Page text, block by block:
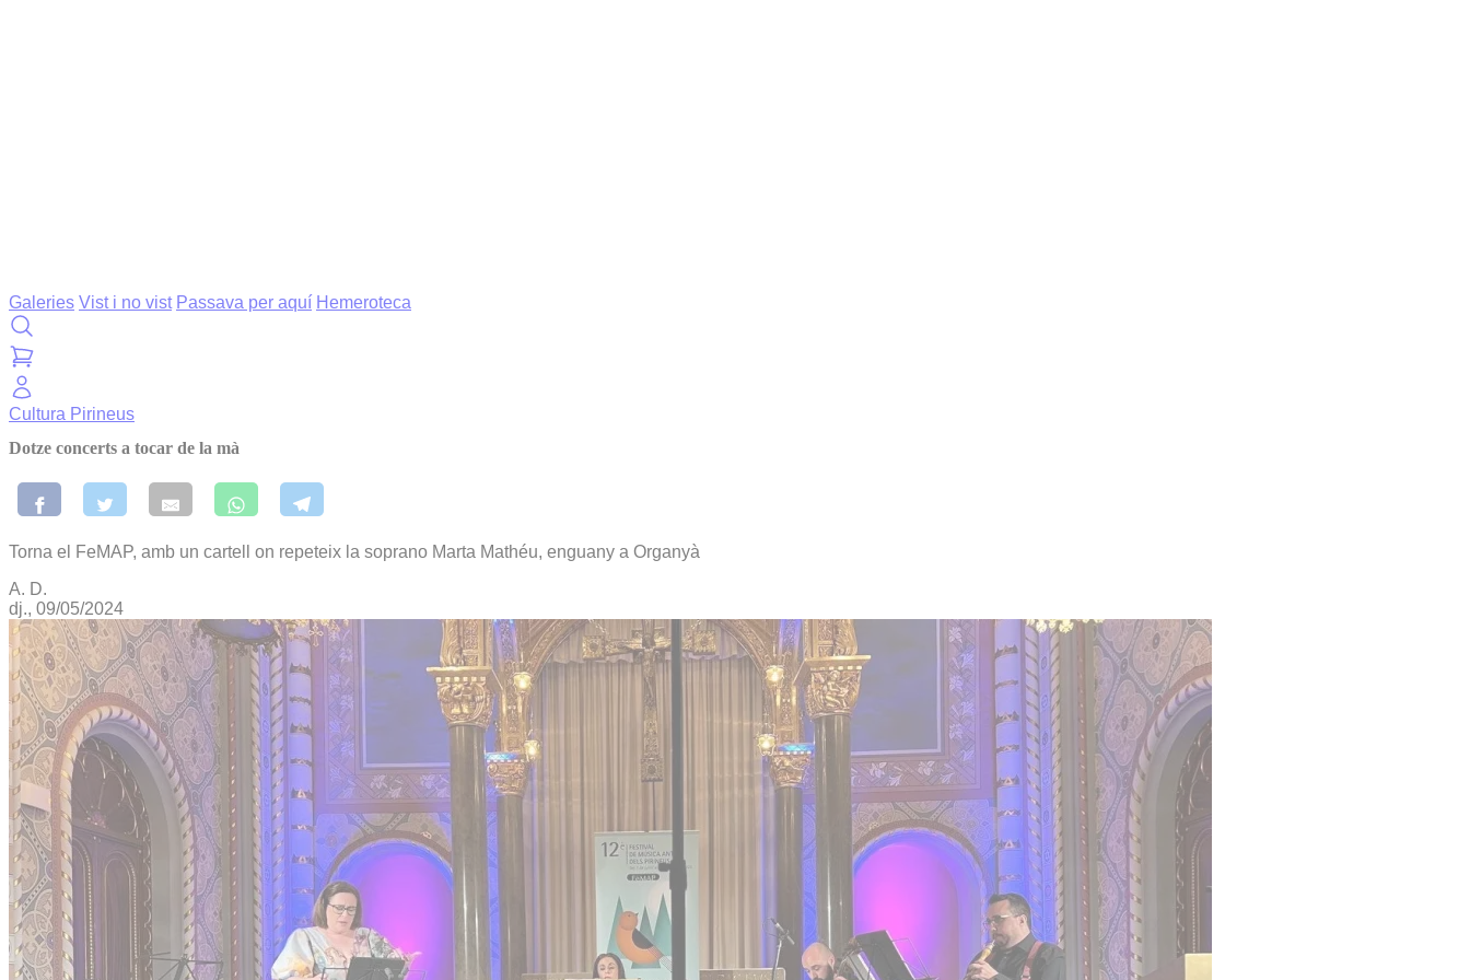
Galeries Vist i no vist Passava per aquí Hemeroteca
Cultura Pirineus
Dotze concerts a tocar de la mà
Torna el FeMAP, amb un cartell on repeteix la soprano Marta Mathéu, enguany a Organyà
A. D.
dj., 09/05/2024